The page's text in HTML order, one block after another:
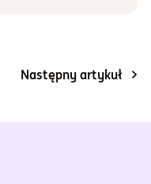
Następny artykuł